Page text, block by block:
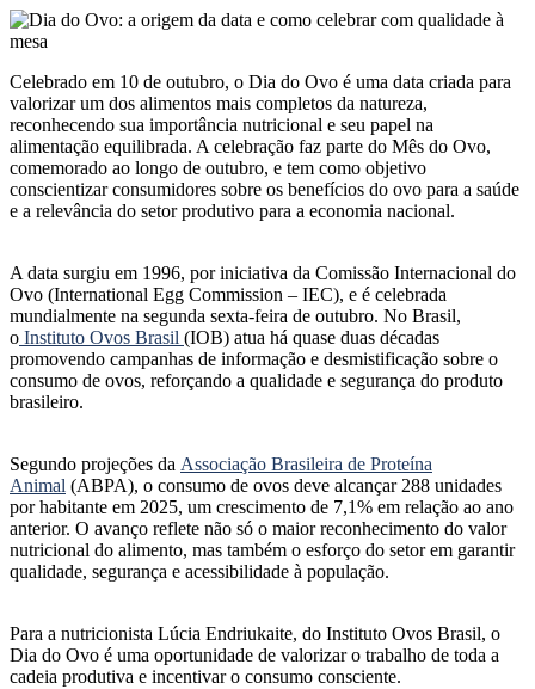
Celebrado em 10 de outubro, o Dia do Ovo é uma data criada para
valorizar um dos alimentos mais completos da natureza,
reconhecendo sua importância nutricional e seu papel na
alimentação equilibrada. A celebração faz parte do Mês do Ovo,
comemorado ao longo de outubro, e tem como objetivo
conscientizar consumidores sobre os benefícios do ovo para a saúde
e a relevância do setor produtivo para a economia nacional.
A data surgiu em 1996, por iniciativa da Comissão Internacional do
Ovo (International Egg Commission – IEC), e é celebrada
mundialmente na segunda sexta-feira de outubro. No Brasil,
o Instituto Ovos Brasil (IOB) atua há quase duas décadas
promovendo campanhas de informação e desmistificação sobre o
consumo de ovos, reforçando a qualidade e segurança do produto
brasileiro.
Segundo projeções da Associação Brasileira de Proteína
Animal (ABPA), o consumo de ovos deve alcançar 288 unidades
por habitante em 2025, um crescimento de 7,1% em relação ao ano
anterior. O avanço reflete não só o maior reconhecimento do valor
nutricional do alimento, mas também o esforço do setor em garantir
qualidade, segurança e acessibilidade à população.
Para a nutricionista Lúcia Endriukaite, do Instituto Ovos Brasil, o
Dia do Ovo é uma oportunidade de valorizar o trabalho de toda a
cadeia produtiva e incentivar o consumo consciente.